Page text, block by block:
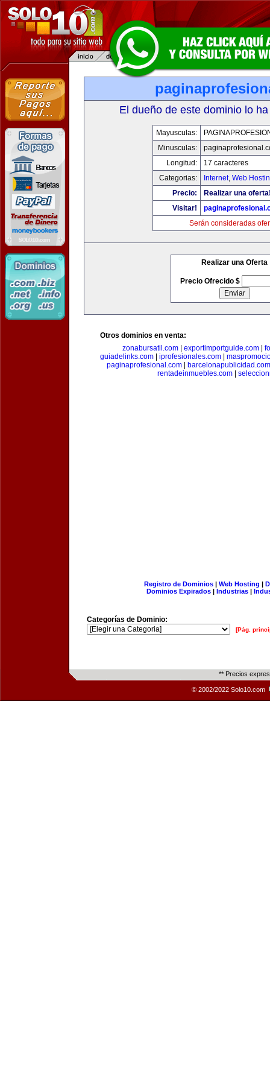
El dueño de este dominio lo
Mayusculas:
Minusculas:
Longitud:
17 caracteres
Categorias:
Internet, Web
Precio:
Realizar una
Visitar!
Serán consideradas
Realizar una Oferta
Precio Ofrecido $
Otros dominios en venta:
zonabursatil.com
exportimportguide.com
guiadelinks.com
iprofesionales.com
paginaprofesional.com|
barcelonapublicidad.com
rentadeinmuebles.com|
Registro de Dominios| Web Hosting |
Dominios Expirados | Industrias |
Categorías de Dominio:
[Pág.
** Precios
© 2002/2022 Solo10.com